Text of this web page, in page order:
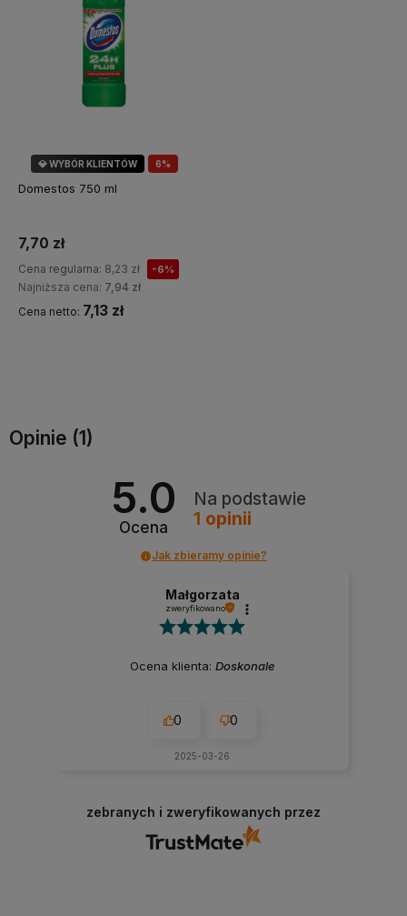
6%
💎 WYBÓR KLIENTÓW
Domestos 750 ml
7,70 zł
Cena regularna: 8,23 zł -6%
Najniższa cena: 7,94 zł
Cena netto: 7,13 zł
Opinie (1)
5.0
Ocena
Na podstawie
1 opinii
Jak zbieramy opinie?
Małgorzata
zweryfikowano
Ocena klienta: Doskonale
0 0
2025-03-26
zebranych i zweryfikowanych przez